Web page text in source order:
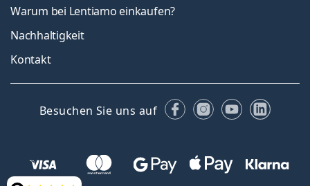
Warum bei Lentiamo einkaufen?
Nachhaltigkeit
Kontakt
Besuchen Sie uns auf FacebookInstagram
YouTube